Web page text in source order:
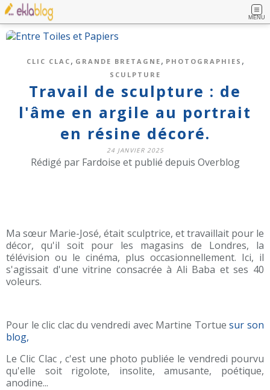
MENU
CLIC CLAC , GRANDE BRETAGNE , PHOTOGRAPHIES ,
SCULPTURE
Travail de sculpture : de
l'âme en argile au portrait
en résine décoré.
24 JANVIER 2025
Rédigé par Fardoise et publié depuis Overblog
Ma sœur Marie-José, était sculptrice, et travaillait pour le
décor, qu'il soit pour les magasins de Londres, la
télévision ou le cinéma, plus occasionnellement. Ici, il
s'agissait d'une vitrine consacrée à Ali Baba et ses 40
voleurs.
Pour le clic clac du vendredi avec Martine Tortuesur son
blog,
Le Clic Clac , c'est une photo publiée le vendredi pourvu
qu'elle soit rigolote, insolite, amusante, poétique,
anodine...